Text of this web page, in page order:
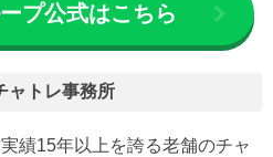
プ公式はこちら
ャトレ事務所
績15年以上を誇る老舗のチャ